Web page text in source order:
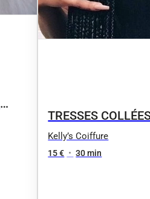
TRESSES
DEMIE-TÊTE
Kelly’s Coiffure
15 € • 30 min